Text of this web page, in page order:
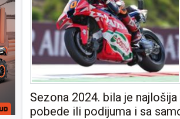
Sezona 2024. bila je
pobede ili podijuma i sa